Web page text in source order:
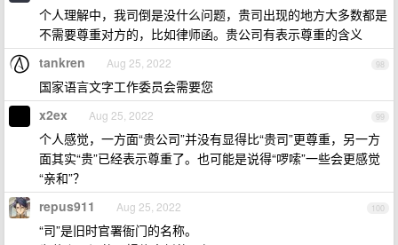
个人理解中，我司倒是没什么问题，贵司出现的地方大多数都是
不需要尊重对方的，比如律师函。贵公司有表示尊重的含义
98
tankren Aug 25, 2022
国家语言文字工作委员会需要您
99
x2ex Aug 25, 2022
个人感觉，一方面“贵公司”并没有显得比“贵司”更尊重，另一方
面其实“贵”已经表示尊重了。也可能是说得“啰嗦”一些会更感觉
“亲和”？
100
repus911 Aug 25, 2022
“司”是旧时官署衙门的名称。